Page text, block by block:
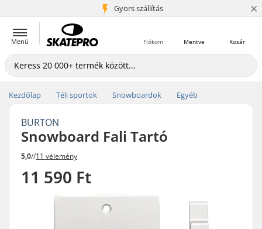
Gyors szállítás
5+ millió ügyfél ×
Menü Kosár
Mentve
Fiókom
Kezdőlap Téli sportok Snowboardok Egyéb
BURTON
Snowboard Fali Tartó
5,0//11 vélemény
11 590 Ft